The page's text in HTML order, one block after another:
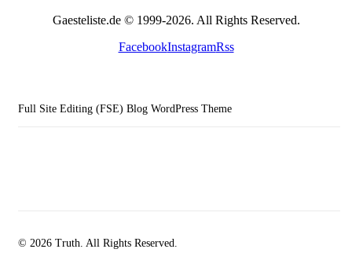
Gaesteliste.de © 1999-2026. All Rights Reserved.
FacebookInstagramRss
Full Site Editing (FSE) Blog WordPress Theme
© 2026 Truth. All Rights Reserved.